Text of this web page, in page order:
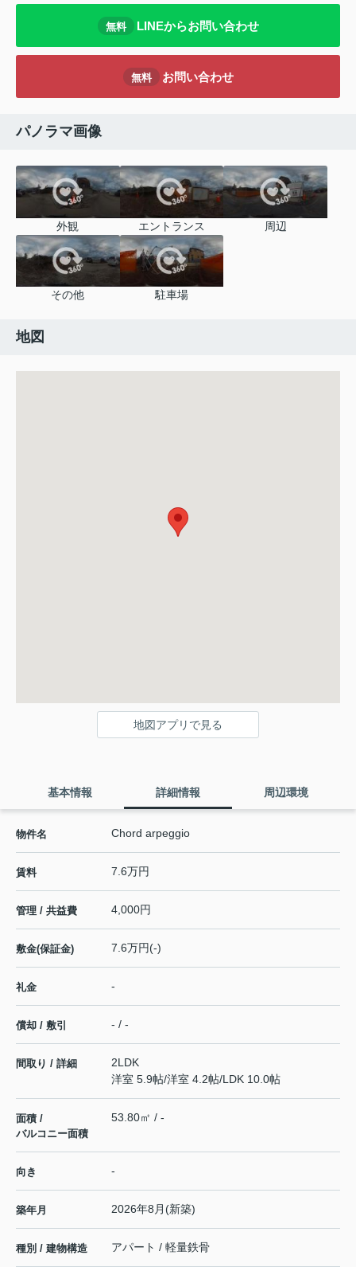
無料 LINEからお問い合わせ
無料 お問い合わせ
パノラマ画像
外観 エントランス 周辺
その他 駐車場
地図
地図アプリで見る
基本情報 詳細情報 周辺環境
物件名 Chord arpeggio
賃料 7.6万円
管理 / 共益費 4,000円
敷金(保証金) 7.6万円(-)
礼金 -
償却 / 敷引 - / -
間取り / 詳細
2LDK
洋室 5.9帖/洋室 4.2帖/LDK 10.0帖
面積 /
バルコニー面積
53.80㎡ / -
向き -
築年月 2026年8月(新築)
種別 / 建物構造 アパート / 軽量鉄骨